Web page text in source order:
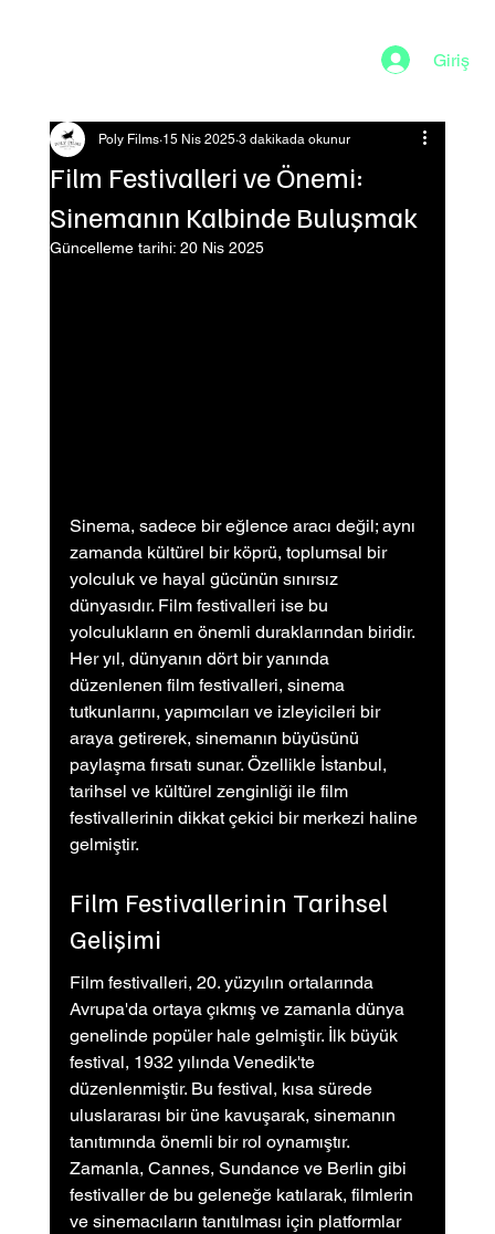
Giriş
Film Festivalleri ve Önemi:
Sinemanın Kalbinde Buluşmak
Poly Films 15 Nis 2025 3 dakikada okunur
Güncelleme tarihi: 20 Nis 2025
Sinema, sadece bir eğlence aracı değil; aynı
zamanda kültürel bir köprü, toplumsal bir
yolculuk ve hayal gücünün sınırsız
dünyasıdır. Film festivalleri ise bu
yolculukların en önemli duraklarından biridir.
Her yıl, dünyanın dört bir yanında
düzenlenen film festivalleri, sinema
tutkunlarını, yapımcıları ve izleyicileri bir
araya getirerek, sinemanın büyüsünü
paylaşma fırsatı sunar. Özellikle İstanbul,
tarihsel ve kültürel zenginliği ile film
festivallerinin dikkat çekici bir merkezi haline
gelmiştir.
Film Festivallerinin Tarihsel
Gelişimi
Film festivalleri, 20. yüzyılın ortalarında
Avrupa'da ortaya çıkmış ve zamanla dünya
genelinde popüler hale gelmiştir. İlk büyük
festival, 1932 yılında Venedik'te
düzenlenmiştir. Bu festival, kısa sürede
uluslararası bir üne kavuşarak, sinemanın
tanıtımında önemli bir rol oynamıştır.
Zamanla, Cannes, Sundance ve Berlin gibi
festivaller de bu geleneğe katılarak, filmlerin
ve sinemacıların tanıtılması için platformlar